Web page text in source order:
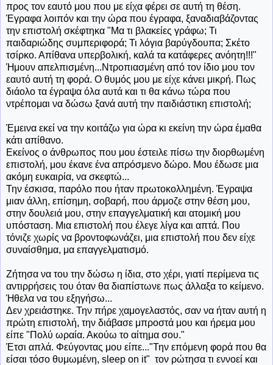
προς τον εαυτό μου που με είχα φέρει σε αυτή τη θέση.
Έγραφα λοιπόν και την ώρα που έγραφα, ξαναδιαβάζοντας
την επιστολή σκέφτηκα "Μα τι βλακείες γράφω; Τι
παιδαριώδης συμπεριφορά; Τι λόγια βαρύγδουπα; Σκέτο
τσίρκο. Απίθανα υπερβολική, καλά τα κατάφερες ανόητη!!!"
Ήμουν απελπισμένη...Ντροπιασμένη από τον ίδιο μου τον
εαυτό αυτή τη φορά. Ο θυμός μου με είχε κάνει μικρή. Πως
διάολο τα έγραψα όλα αυτά και τι θα κάνω τώρα που
ντρέπομαι να δώσω ξανά αυτή την παιδιάστικη επιστολή;
Έμεινα εκεί να την κοιτάζω για ώρα κι εκείνη την ώρα έμαθα
κάτι απίθανο.
Εκείνος ο άνθρωπος που μου έστειλε πίσω την διορθωμένη
επιστολή, μου έκανε ένα απρόσμενο δώρο. Μου έδωσε μια
ακόμη ευκαιρία, να σκεφτώ...
Την έσκισα, παρόλο που ήταν πρωτοκολλημένη. Έγραψα
μιαν άλλη, επίσημη, σοβαρή, που άρμοζε στην θέση μου,
στην δουλειά μου, στην επαγγελματική και ατομική μου
υπόσταση. Μια επιστολή που έλεγε λίγα και απτά. Που
τόνιζε χωρίς να βροντοφωνάζει, μια επιστολή που δεν είχε
συναίσθημα, μα επαγγελματισμό.
Ζήτησα να του την δώσω η ίδια, στο χέρι, γιατί περίμενα τις
αντιρρήσεις του όταν θα διαπίστωνε πως άλλαξα το κείμενο.
Ήθελα να του εξηγήσω...
Δεν χρειάστηκε. Την πήρε χαμογελαστός, σαν να ήταν αυτή η
πρώτη επιστολή, την διάβασε μπροστά μου και ήρεμα μου
είπε "Πολύ ωραία. Ακούω το αίτημα σου."
Έτσι απλά. Φεύγοντας μου είπε..."Την επόμενη φορά που θα
είσαι τόσο θυμωμένη, sleep on it" τον ρώτησα τι εννοεί και